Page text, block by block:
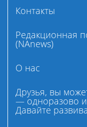
Контакты
Редакционная
(NAnews)
О нас
Друзья, вы
— одноразово
Давайте